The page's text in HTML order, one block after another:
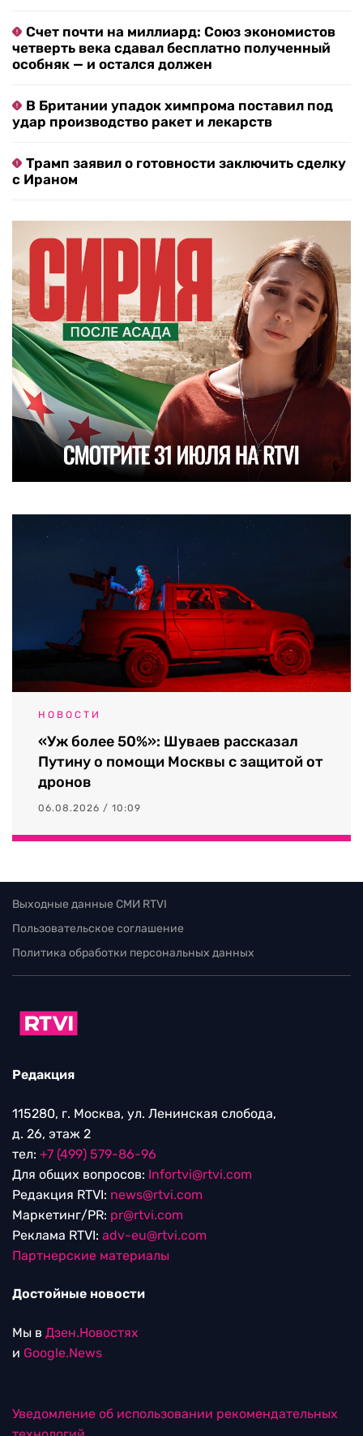
Счет почти на миллиард: Союз экономистов
четверть века сдавал бесплатно полученный
особняк — и остался должен
В Британии упадок химпрома поставил под
удар производство ракет и лекарств
Трамп заявил о готовности заключить сделку
с Ираном
НОВОСТИ
«Уж более 50%»: Шуваев рассказал
Путину о помощи Москвы с защитой от
дронов
06.08.2026 / 10:09
Выходные данные СМИ RTVI
Пользовательское соглашение
Политика обработки персональных данных
Редакция
115280, г. Москва, ул. Ленинская слобода,
д. 26, этаж 2
тел: +7 (499) 579-86-96
Для общих вопросов: Infortvi@rtvi.com
Редакция RTVI: news@rtvi.com
Маркетинг/PR: pr@rtvi.com
Реклама RTVI: adv-eu@rtvi.com
Партнерские материалы
Достойные новости
Мы в Дзен.Новостях
и Google.News
Уведомление об использовании рекомендательных